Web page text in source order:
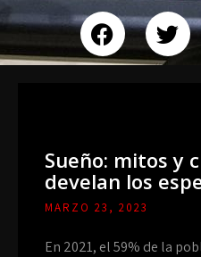
Sueño: mitos y
develan los
MARZO 23, 2023
En 2021, el 59% de la